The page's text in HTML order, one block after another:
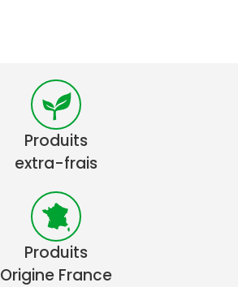
Produits
extra-frais
Produits
Origine France